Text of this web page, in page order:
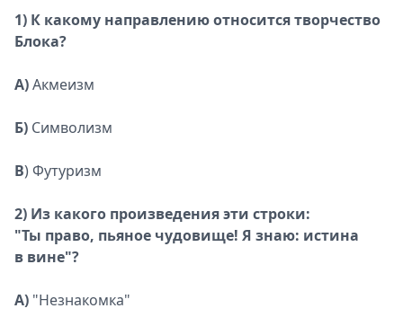
1) К какому направлению относится творчество
Блока?
А)Акмеизм
Б) Символизм
В) Футуризм
2) Из какого произведения эти строки:
"Ты право, пьяное чудовище! Я знаю: истина
в вине"?
А) "Незнакомка"